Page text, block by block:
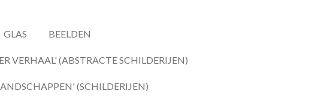
GLAS BEELDEN
VERHAAL' (ABSTRACTE SCHILDERIJEN)
(SCHILDERIJEN)